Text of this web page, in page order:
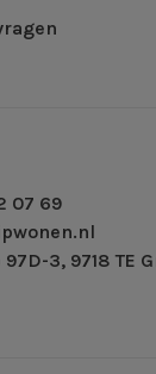
07 69
3, 9718 TE